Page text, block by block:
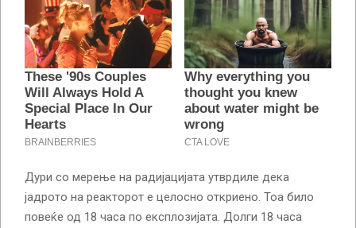
Дури со мерење на радијацијата утврдиле дека
јадрото на реакторот е целосно откриено. Тоа било
повеќе од 18 часа по експлозијата. Долги 18 часа